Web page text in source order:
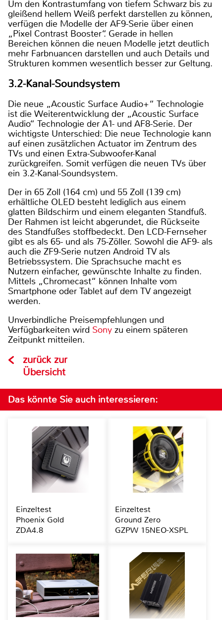
Um den Kontrastumfang von tiefem Schwarz bis zu
gleißend hellem Weiß perfekt darstellen zu können,
verfügen die Modelle der AF9-Serie über einen
„Pixel Contrast Booster“. Gerade in hellen
Bereichen können die neuen Modelle jetzt deutlich
mehr Farbnuancen darstellen und auch Details und
Strukturen kommen wesentlich besser zur Geltung.
3.2-Kanal-Soundsystem
Die neue „Acoustic Surface Audio+“ Technologie
ist die Weiterentwicklung der „Acoustic Surface
Audio“ Technologie der A1- und AF8-Serie. Der
wichtigste Unterschied: Die neue Technologie kann
auf einen zusätzlichen Actuator im Zentrum des
TVs und einen Extra-Subwoofer-Kanal
zurückgreifen. Somit verfügen die neuen TVs über
ein 3.2-Kanal-Soundsystem.
Der in 65 Zoll (164 cm) und 55 Zoll (139 cm)
erhältliche OLED besteht lediglich aus einem
glatten Bildschirm und einem eleganten Standfuß.
Der Rahmen ist leicht abgerundet, die Rückseite
des Standfußes stoffbedeckt. Den LCD-Fernseher
gibt es als 65- und als 75-Zöller. Sowohl die AF9- als
auch die ZF9-Serie nutzen Android TV als
Betriebssystem. Die Sprachsuche macht es
Nutzern einfacher, gewünschte Inhalte zu finden.
Mittels „Chromecast“ können Inhalte vom
Smartphone oder Tablet auf dem TV angezeigt
werden.
Unverbindliche Preisempfehlungen und
Verfügbarkeiten wird Sony zu einem späteren
Zeitpunkt mitteilen.
zurück zur
Übersicht
Das könnte Sie auch interessieren:
Einzeltest
Phoenix Gold
ZDA4.8
Einzeltest
Ground Zero
GZPW 15NEO-XSPL